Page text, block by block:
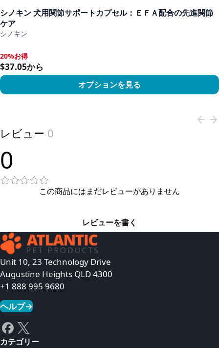
シノキン 犬用関節サポートカプセル：ＥＦＡ配合の先進関節
ケア
シノキン
20%お得, $37.05から
20%お得
$37.05から
オプションを見る
レビュー 0
0
この商品にはまだレビューがありません
レビューを書く
Unit 10, 23 Technology Drive
Augustine Heights QLD 4300
+1 888 995 9680
ヘルプ→
カテゴリー